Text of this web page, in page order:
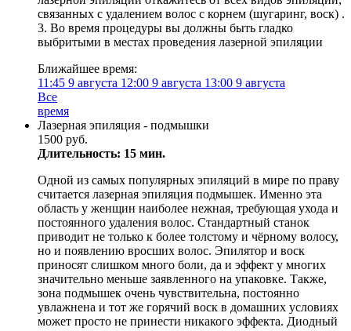
связанных с удалением волос с корнем (шугаринг, воск) .
3. Во время процедуры вы должны быть гладко
выбритыми в местах проведения лазерной эпиляции
Ближайшее время:
11:45 9 августа 12:00 9 августа 13:00 9 августа
Все
время
Лазерная эпиляция - подмышки
1500 руб.
Длительность: 15 мин.
Одной из самых популярных эпиляций в мире по праву
считается лазерная эпиляция подмышек. Именно эта
область у женщин наиболее нежная, требующая ухода и
постоянного удаления волос. Стандартный станок
приводит не только к более толстому и чёрному волосу,
но и появлению вросших волос. Эпилятор и воск
приносят слишком много боли, да и эффект у многих
значительно меньше заявленного на упаковке. Также,
зона подмышек очень чувствительна, постоянно
увлажнена и тот же горячий воск в домашних условиях
может просто не принести никакого эффекта. Диодный